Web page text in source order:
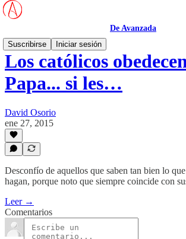
De Avanzada
Suscribirse
Iniciar sesión
Los católicos
Papa... si les…
David Osorio
ene 27, 2015
Desconfío de aquellos que saben tan bien lo
hagan, porque noto que siempre coincide con
Leer →
Comentarios